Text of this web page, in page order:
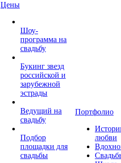
Цены
Шоу-
программа на
свадьбу
Букинг звезд
российской и
зарубежной
эстрады
Ведущий на
свадьбу
Подбор
площадки для
свадьбы
Портфолио
любви